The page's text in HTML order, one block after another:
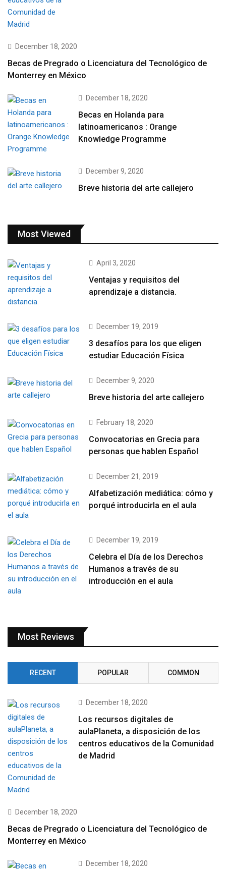
December 18, 2020
Becas de Pregrado o Licenciatura del Tecnológico de
Monterrey en México
December 18, 2020
Becas en Holanda para
latinoamericanos : Orange
Knowledge Programme
December 9, 2020
Breve historia del arte callejero
Most Viewed
April 3, 2020
Ventajas y requisitos del
aprendizaje a distancia.
December 19, 2019
3 desafíos para los que eligen
estudiar Educación Física
December 9, 2020
Breve historia del arte callejero
February 18, 2020
Convocatorias en Grecia para
personas que hablen Español
December 21, 2019
Alfabetización mediática: cómo y
porqué introducirla en el aula
December 19, 2019
Celebra el Día de los Derechos
Humanos a través de su
introducción en el aula
Most Reviews
RECENT POPULAR COMMON
December 18, 2020
Los recursos digitales de
aulaPlaneta, a disposición de los
centros educativos de la Comunidad
de Madrid
December 18, 2020
Becas de Pregrado o Licenciatura del Tecnológico de
Monterrey en México
December 18, 2020